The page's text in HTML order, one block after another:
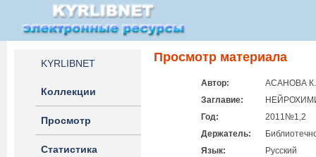
KYRLIBNET
Коллекции
Просмотр
Статистика
Просмотр материала
Автор:
АСАНОВА
Заглавие:
Год:
2011№1,2
Держатель:
Язык:
Русский